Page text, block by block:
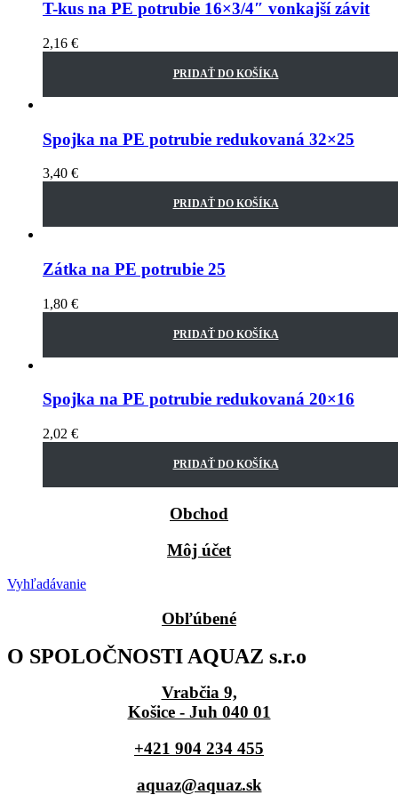
T-kus na PE potrubie 16×3/4″ vonkajší závit
2,16 €
PRIDAŤ DO KOŠÍKA
Spojka na PE potrubie redukovaná 32×25
3,40 €
PRIDAŤ DO KOŠÍKA
Zátka na PE potrubie 25
1,80 €
PRIDAŤ DO KOŠÍKA
Spojka na PE potrubie redukovaná 20×16
2,02 €
PRIDAŤ DO KOŠÍKA
Obchod
Môj účet
Vyhľadávanie
Obľúbené
O SPOLOČNOSTI AQUAZ s.r.o
Vrabčia 9,
Košice - Juh 040 01
+421 904 234 455
aquaz@aquaz.sk